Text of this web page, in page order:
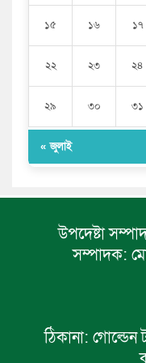
১৫ ১৬ ১৭
২২ ২৩ ২৪
২৯ ৩০ ৩১
« জুলাই
উপদেষ্টা
সম্পাদক:
ঠিকানা: গোল্ডেন